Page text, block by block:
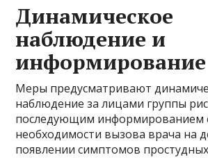
Динамическое
наблюдение и
информирование
Меры предусматривают
наблюдение за лицами группы
последующим информированием
необходимости вызова врача на
появлении симптомов